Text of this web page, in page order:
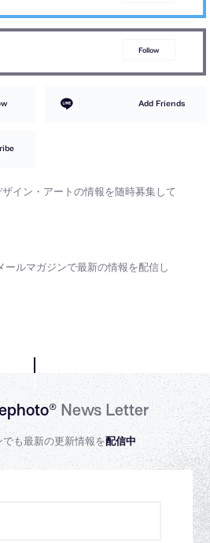
Follow
Add Friends
イン・アートの情報を随時募集して
ールマガジンで最新の情報を配信し
News Letter
も最新の更新情報を配信中